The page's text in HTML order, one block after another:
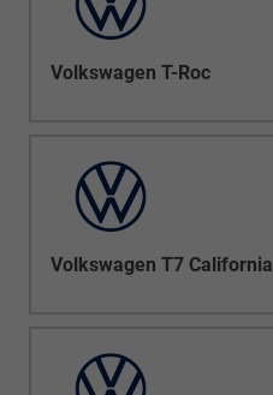
Volkswagen T-Roc
Volkswagen T7 California